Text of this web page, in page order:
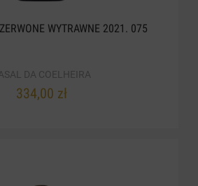
WYTRAWNE 2021. 075
DA COELHEIRA
334,00 zł